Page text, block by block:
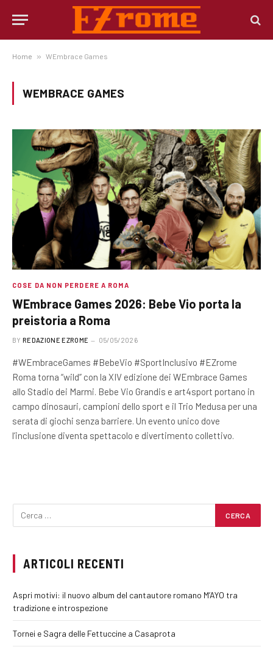
Home » WEmbrace Games
WEMBRACE GAMES
COSE DA NON PERDERE A ROMA
WEmbrace Games 2026: Bebe Vio porta la
preistoria a Roma
BY REDAZIONE EZROME 05/05/2026
#WEmbraceGames #BebeVio #SportInclusivo #EZrome
Roma torna “wild” con la XIV edizione dei WEmbrace Games
allo Stadio dei Marmi. Bebe Vio Grandis e art4sport portano in
campo dinosauri, campioni dello sport e il Trio Medusa per una
serata di giochi senza barriere. Un evento unico dove
l’inclusione diventa spettacolo e divertimento collettivo.
ARTICOLI RECENTI
Aspri motivi: il nuovo album del cantautore romano M’AYO tra
tradizione e introspezione
Tornei e Sagra delle Fettuccine a Casaprota